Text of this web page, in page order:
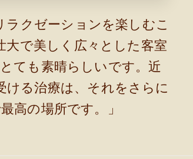
ラクゼーションを楽しむこ
大で美しく広々とした客室
ても素晴らしいです。近
ける治療は、それをさらに
高の場所です。」